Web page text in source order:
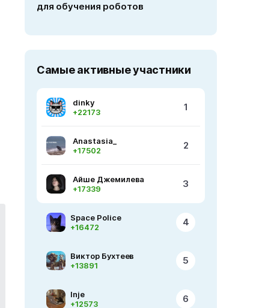
для обучения роботов
Самые активные участники
dinky
+22173
1
Anastasia_
+17502
2
Айше Джемилева
+17339
3
Space Police
+16472
4
Виктор Бухтеев
+13891
5
Inje
+12573
6